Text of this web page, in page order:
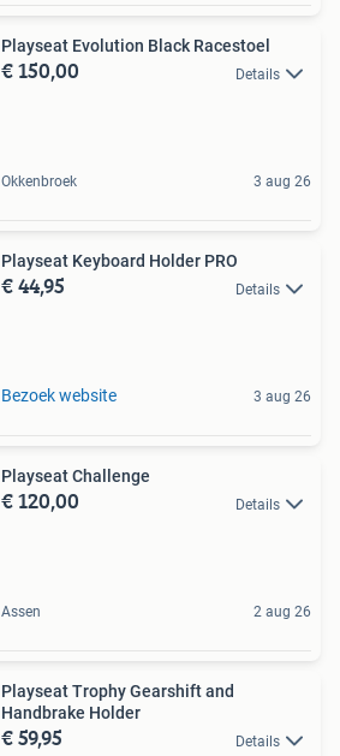
Playseat Evolution Black Racestoel
€ 150,00 Details
Okkenbroek 3 aug 26
Playseat Keyboard Holder PRO
€ 44,95 Details
Bezoek website 3 aug 26
Playseat Challenge
€ 120,00 Details
Assen 2 aug 26
Playseat Trophy Gearshift and
Handbrake Holder
€ 59,95 Details